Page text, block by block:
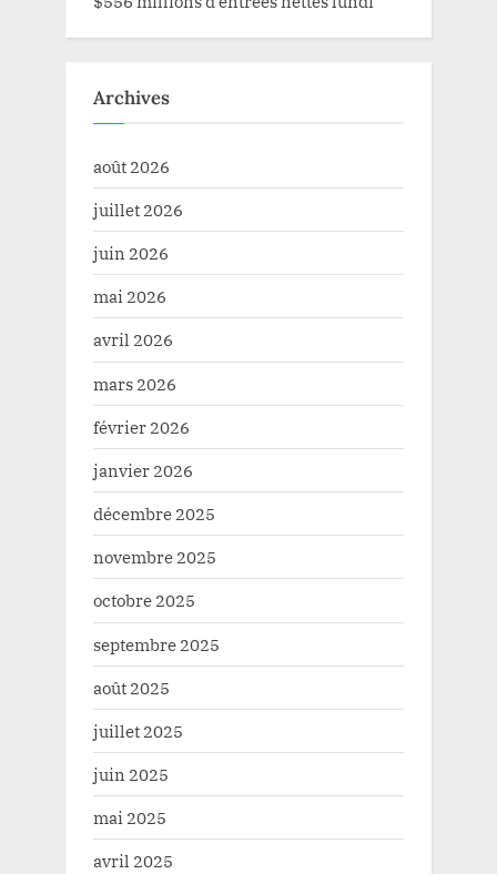
Archives
août 2026
juillet 2026
juin 2026
mai 2026
avril 2026
mars 2026
février 2026
janvier 2026
décembre 2025
novembre 2025
octobre 2025
septembre 2025
août 2025
juillet 2025
juin 2025
mai 2025
avril 2025